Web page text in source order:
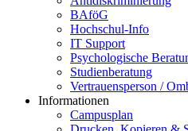
BAföG
Hochschul-Info
IT Support
Psychologische
Studienberatung
Vertrauensperson /
Informationen
Campusplan